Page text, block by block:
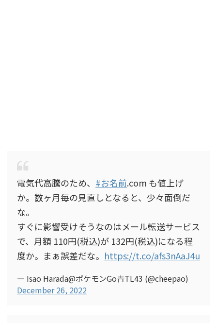
電気代高騰のため、 #お名前.com も値上げ
か。数ヶ月毎の見直しとなると、少々面倒だ
な。
すぐに影響受けそうなのはメール転送サービス
で、月額 110円(税込)が 132円(税込)になる程
度か。まぁ誤差だな。 https://t.co/afs3nAaJ4u
— Isao Harada@ポケモンGo青TL43 (@cheepao)
December 26, 2022